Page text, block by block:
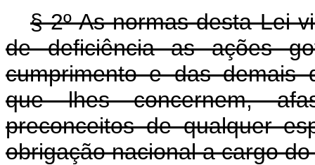
§ 2º As normas desta Lei
de deficiência as ações
cumprimento e das demais
que lhes concernem,
preconceitos de qualquer
obrigação nacional a cargo